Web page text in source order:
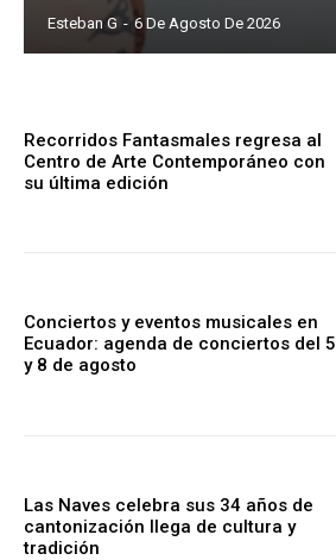
Esteban G - 6 De Agosto De 2026
Recorridos Fantasmales regresa al
Centro de Arte Contemporáneo con
su última edición
Conciertos y eventos musicales en
Ecuador: agenda de conciertos del 5
y 8 de agosto
Las Naves celebra sus 34 años de
cantonización llega de cultura y
tradición